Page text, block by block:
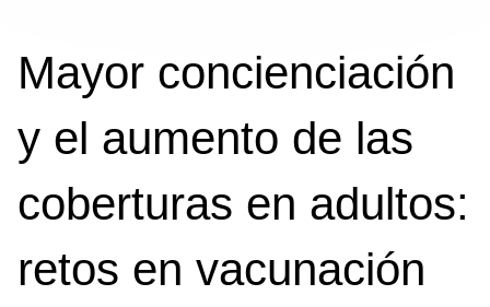
Mayor concienciación
y el aumento de las
coberturas en adultos:
retos en vacunación